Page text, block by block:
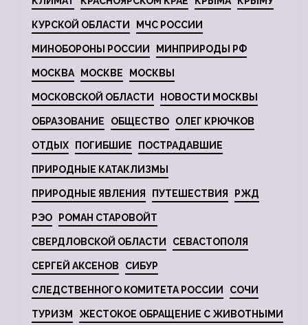
КУРСКОЙ ОБЛАСТИ МЧС РОССИИ
МИНОБОРОНЫ РОССИИ МИНПРИРОДЫ РФ
МОСКВА МОСКВЕ МОСКВЫ
МОСКОВСКОЙ ОБЛАСТИ НОВОСТИ МОСКВЫ
ОБРАЗОВАНИЕ ОБЩЕСТВО ОЛЕГ КРЮЧКОВ
ОТДЫХ ПОГИБШИЕ ПОСТРАДАВШИЕ
ПРИРОДНЫЕ КАТАКЛИЗМЫ
ПРИРОДНЫЕ ЯВЛЕНИЯ ПУТЕШЕСТВИЯ РЖД
РЭО РОМАН СТАРОВОЙТ
СВЕРДЛОВСКОЙ ОБЛАСТИ СЕВАСТОПОЛЯ
СЕРГЕЙ АКСЕНОВ СИБУР
СЛЕДСТВЕННОГО КОМИТЕТА РОССИИ СОЧИ
ТУРИЗМ ЖЕСТОКОЕ ОБРАЩЕНИЕ С ЖИВОТНЫМИ